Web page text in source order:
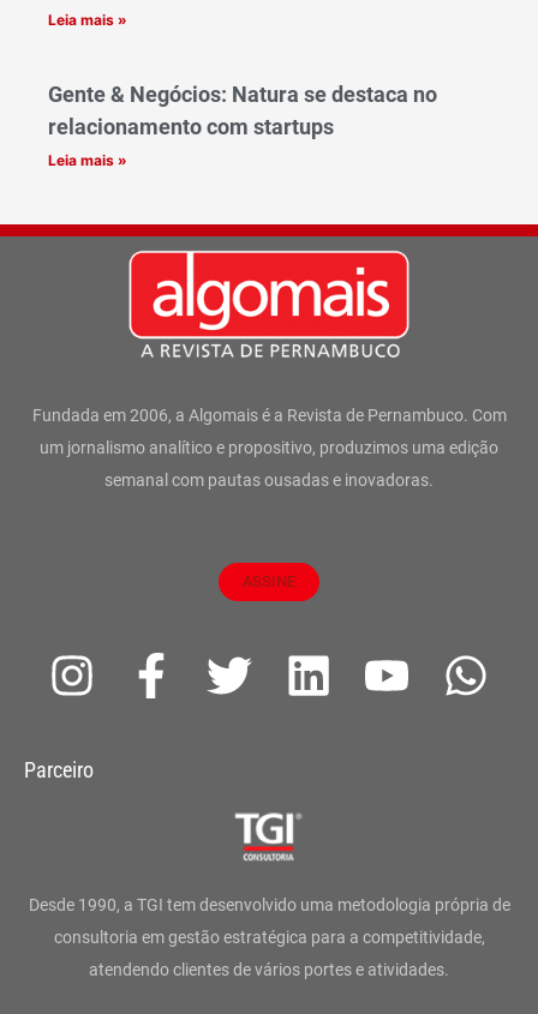
Leia mais »
Gente & Negócios: Natura se destaca no
relacionamento com startups
Leia mais »
Fundada em 2006, a Algomais é a Revista de Pernambuco. Com
um jornalismo analítico e propositivo, produzimos uma edição
semanal com pautas ousadas e inovadoras.
ASSINE
I
s
g
r
a
F
a
o
o
k
T
t
e
r
L
d
i
n
Y
b
e
W
a
p
Parceiro
Desde 1990, a TGI tem desenvolvido uma metodologia própria de
consultoria em gestão estratégica para a competitividade,
atendendo clientes de vários portes e atividades.